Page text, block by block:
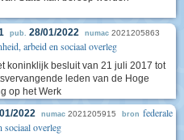
pub. 28/01/2022 numac 2021205863
arbeid en sociaal overleg
koninklijk besluit van 21 juli 2017 tot
leden van de Hoge
op het Werk
2022 numac 2021205915 bron federale
sociaal overleg